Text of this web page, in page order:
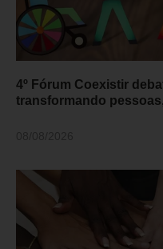
4º Fórum Coexistir
transformando